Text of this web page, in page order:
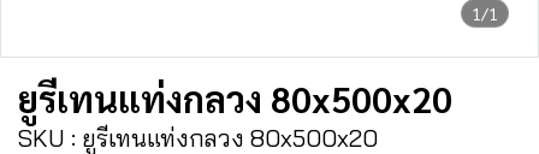
1/1
ยูรีเทนแท่งกลวง 80x500x20
SKU : ยูรีเทนแท่งกลวง 80x500x20